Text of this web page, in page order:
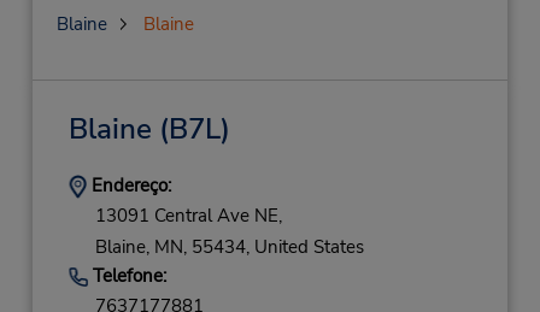
Blaine
Blaine
Blaine (B7L)
Endereço:
13091 Central Ave NE,
Blaine, MN, 55434, United States
Telefone:
7637177881